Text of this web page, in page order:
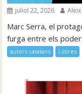
juliol 22, 2026
Marc Serra, el
furga entre els
autors catalans Llibres